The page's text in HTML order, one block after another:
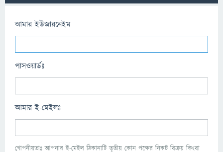
আমার ইউজারনেইম
পাসওয়ার্ডঃ
আমার ই-মেইলঃ
গোপনীয়তাঃ আপনার ই-মেইল ঠিকানাটি তৃতীয় কোন পক্ষের নিকট বিক্রয় কিংবা